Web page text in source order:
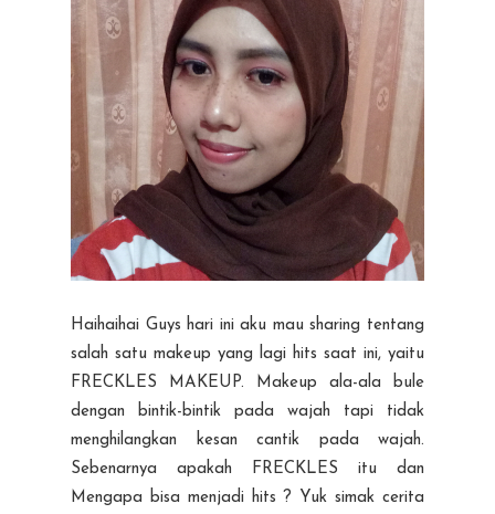
Haihaihai Guys hari ini aku mau sharing tentang
salah satu makeup yang lagi hits saat ini, yaitu
FRECKLES MAKEUP. Makeup ala-ala bule
dengan bintik-bintik pada wajah tapi tidak
menghilangkan kesan cantik pada wajah.
Sebenarnya apakah FRECKLES itu dan
Mengapa bisa menjadi hits ? Yuk simak cerita